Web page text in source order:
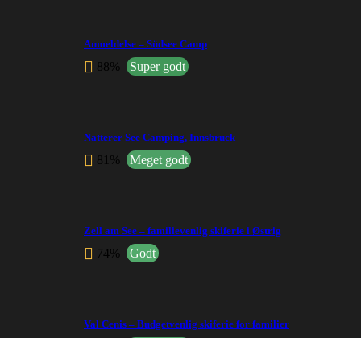
Anmeldelse – Südsee Camp
88% Super godt
Natterer See Camping, Innsbruck
81% Meget godt
Zell am See – familievenlig skiferie i Østrig
74% Godt
Val Cenis – Budgetvenlig skiferie for familier